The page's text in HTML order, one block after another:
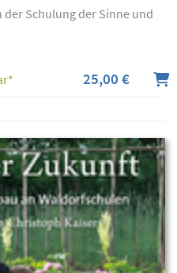
Schulung der Sinne und
25,00 €